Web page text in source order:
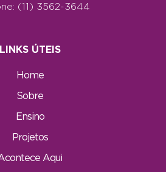
(11) 3562-3644
LINKS ÚTEIS
Home
Sobre
Ensino
Projetos
Aqui